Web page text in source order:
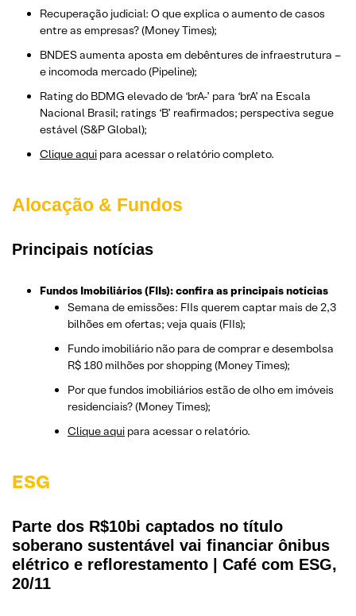
Recuperação judicial: O que explica o aumento de casos
entre as empresas? (Money Times);
BNDES aumenta aposta em debêntures de infraestrutura –
e incomoda mercado (Pipeline);
Rating do BDMG elevado de ‘brA-’ para ‘brA’ na Escala
Nacional Brasil; ratings ‘B’ reafirmados; perspectiva segue
estável (S&P Global);
Clique aqui para acessar o relatório completo.
Alocação & Fundos
Principais notícias
Fundos Imobiliários (FIIs): confira as principais notícias
Semana de emissões: FIIs querem captar mais de 2,3
bilhões em ofertas; veja quais (FIIs);
Fundo imobiliário não para de comprar e desembolsa
R$ 180 milhões por shopping (Money Times);
Por que fundos imobiliários estão de olho em imóveis
residenciais? (Money Times);
Clique aqui para acessar o relatório.
ESG
Parte dos R$10bi captados no título
soberano sustentável vai financiar ônibus
elétrico e reflorestamento | Café com ESG,
20/11